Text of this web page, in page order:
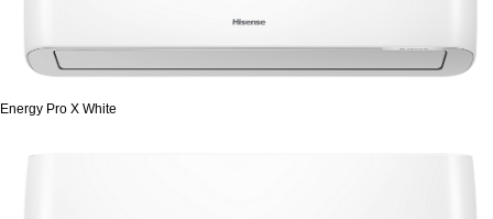
Energy Pro X White